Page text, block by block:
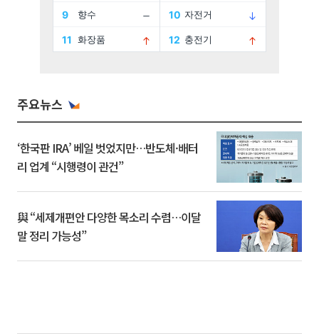
주요뉴스
‘한국판 IRA’ 베일 벗었지만…반도체·배터
리 업계 “시행령이 관건”
與 “세제개편안 다양한 목소리 수렴…이달
말 정리 가능성”